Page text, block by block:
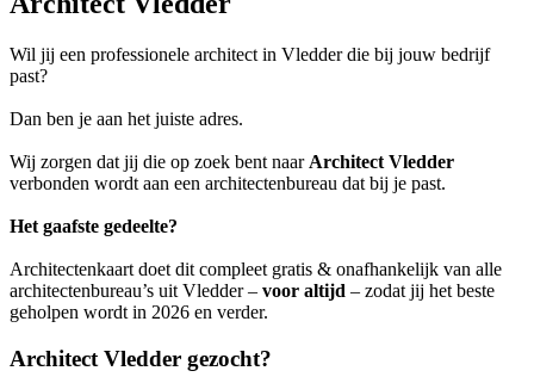
Wil jij een professionele architect in Vledder die bij jouw bedrijf
past?
Dan ben je aan het juiste adres.
Wij zorgen dat jij die op zoek bent naar Architect Vledder
verbonden wordt aan een architectenbureau dat bij je past.
Het gaafste gedeelte?
Architectenkaart doet dit compleet gratis & onafhankelijk van alle
architectenbureau’s uit Vledder – voor altijd – zodat jij het beste
geholpen wordt in 2026 en verder.
Architect Vledder gezocht?